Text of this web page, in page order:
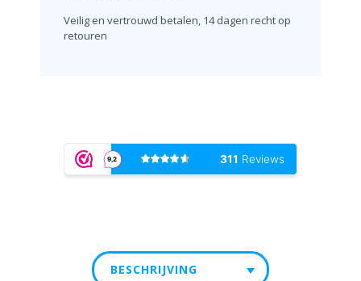
Veilig en vertrouwd betalen, 14 dagen recht op
retouren
BESCHRIJVING